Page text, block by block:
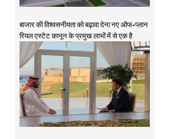
बाजार की विश्वसनीयता को बढ़ावा देना नए ऑफ-प्लान
रियल एस्टेट कानून के प्रमुख लाभों में से एक है